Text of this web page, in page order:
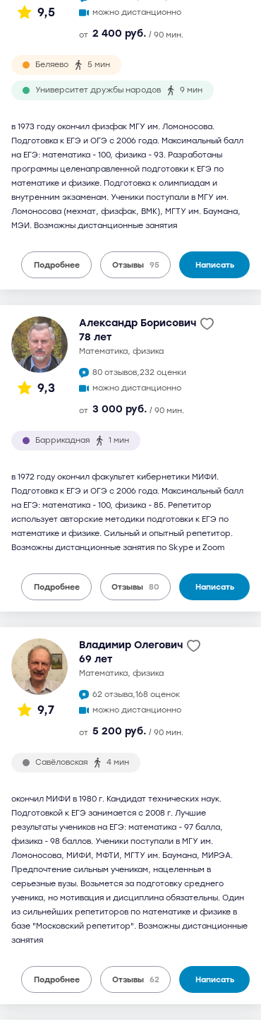
9,5
можно дистанционно
от 2 400 руб. / 90 мин.
Беляево 5 мин
Университет дружбы народов 9 мин
в 1973 году окончил физфак МГУ им. Ломоносова.
Подготовка к ЕГЭ и ОГЭ с 2006 года. Максимальный балл
на ЕГЭ: математика - 100, физика - 93. Разработаны
программы целенаправленной подготовки к ЕГЭ по
математике и физике. Подготовка к олимпиадам и
внутренним экзаменам. Ученики поступали в МГУ им.
Ломоносова (мехмат, физфак, ВМК), МГТУ им. Баумана,
МЭИ. Возможны дистанционные занятия
Подробнее Отзывы 95 Написать
9,3
Александр Борисович
78 лет
математика, физика
80 отзывов,232 оценки
можно дистанционно
от 3 000 руб. / 90 мин.
Баррикадная 1 мин
в 1972 году окончил факультет кибернетики МИФИ.
Подготовка к ЕГЭ и ОГЭ с 2006 года. Максимальный балл
на ЕГЭ: математика - 100, физика - 85. Репетитор
использует авторские методики подготовки к ЕГЭ по
математике и физике. Сильный и опытный репетитор.
Возможны дистанционные занятия по Skype и Zoom
Подробнее Отзывы 80 Написать
9,7
Владимир Олегович
69 лет
математика, физика
62 отзыва,168 оценок
можно дистанционно
от 5 200 руб. / 90 мин.
Савёловская 4 мин
окончил МИФИ в 1980 г. Кандидат технических наук.
Подготовкой к ЕГЭ занимается с 2008 г. Лучшие
результаты учеников на ЕГЭ: математика - 97 балла,
физика - 98 баллов. Ученики поступали в МГУ им.
Ломоносова, МИФИ, МФТИ, МГТУ им. Баумана, МИРЭА.
Предпочтение сильным ученикам, нацеленным в
серьезные вузы. Возьмется за подготовку среднего
ученика, но мотивация и дисциплина обязательны. Один
из сильнейших репетиторов по математике и физике в
базе "Московский репетитор". Возможны дистанционные
занятия
Подробнее Отзывы 62 Написать